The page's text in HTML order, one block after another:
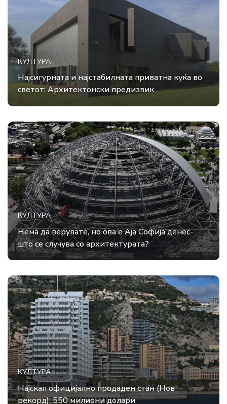
КУЛТУРА
Најсигурната и најстабилната приватна куќа во
светот: Архитектонски предизвик
КУЛТУРА
Нема да верувате, но ова е Аја Софија денес-
што се случува со архитектурата?
КУЛТУРА
Најскап официјално продаден стан (Нов
рекорд): 550 милиони долари